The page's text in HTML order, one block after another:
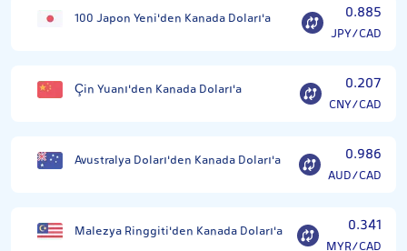
100 Japon Yeni'den Kanada Doları'a 0.885
JPY/CAD
Çin Yuanı'den Kanada Doları'a 0.207
CNY/CAD
Avustralya Doları'den Kanada Doları'a 0.986
AUD/CAD
Malezya Ringgiti'den Kanada Doları'a 0.341
MYR/CAD